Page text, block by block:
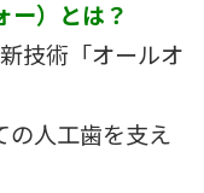
） とは？
技術「オールオ
の人工歯を支え